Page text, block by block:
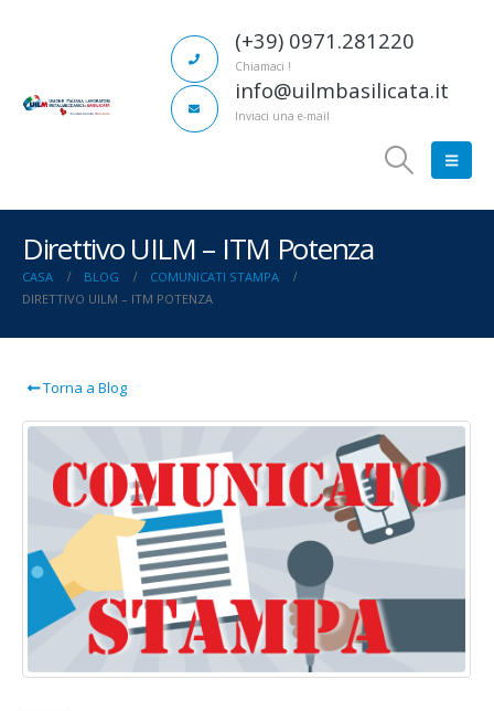
(+39) 0971.281220
Chiamaci !
info@uilmbasilicata.it
Inviaci una e-mail
Direttivo UILM – ITM Potenza
CASA BLOG
COMUNICATI STAMPA
DIRETTIVO UILM – ITM POTENZA
Torna a Blog